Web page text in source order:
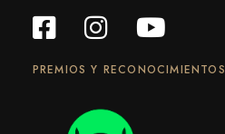
PREMIOS Y RECONOCIMIENTOS